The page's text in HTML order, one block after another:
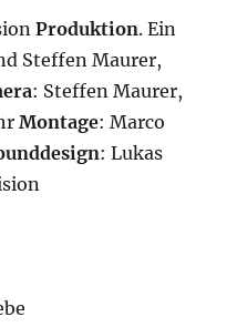
Produktion. Ein
Steffen Maurer,
: Steffen Maurer,
Montage: Marco
: Lukas